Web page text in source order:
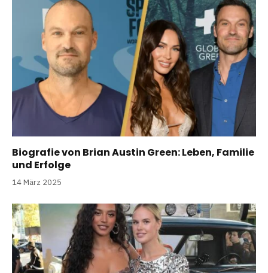
Biografie von Brian Austin Green: Leben, Familie
und Erfolge
14 März 2025